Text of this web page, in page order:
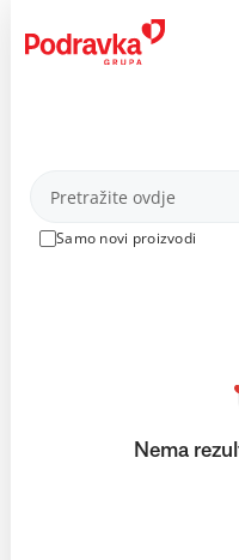
content
Proizvodi
Samo novi proizvodi
Nema